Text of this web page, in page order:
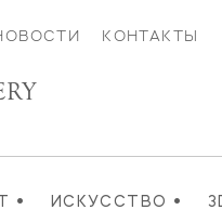
КОНТАКТЫ
• ИСКУССТВО •